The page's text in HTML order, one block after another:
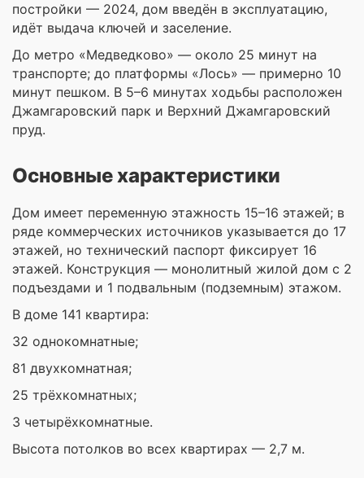
постройки — 2024, дом введён в эксплуатацию,
идёт выдача ключей и заселение.
До метро «Медведково» — около 25 минут на
транспорте; до платформы «Лось» — примерно 10
минут пешком. В 5–6 минутах ходьбы расположен
Джамгаровский парк и Верхний Джамгаровский
пруд.
Основные характеристики
Дом имеет переменную этажность 15–16 этажей; в
ряде коммерческих источников указывается до 17
этажей, но технический паспорт фиксирует 16
этажей. Конструкция — монолитный жилой дом с 2
подъездами и 1 подвальным (подземным) этажом.
В доме 141 квартира:
32 однокомнатные;
81 двухкомнатная;
25 трёхкомнатных;
3 четырёхкомнатные.
Высота потолков во всех квартирах — 2,7 м.